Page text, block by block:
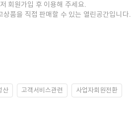
회원가입 후 이용해 주세요.
상품을 직접 판매할 수 있는 열린공간입니다.
산 고객서비스관련 사업자회원전환